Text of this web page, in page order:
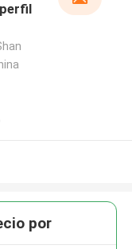
por